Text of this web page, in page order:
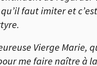
faut imiter et
Vierge Marie,
me faire naître à